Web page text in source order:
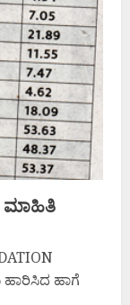
ಹಾರಿಸಿದ ಹಾಗೆ